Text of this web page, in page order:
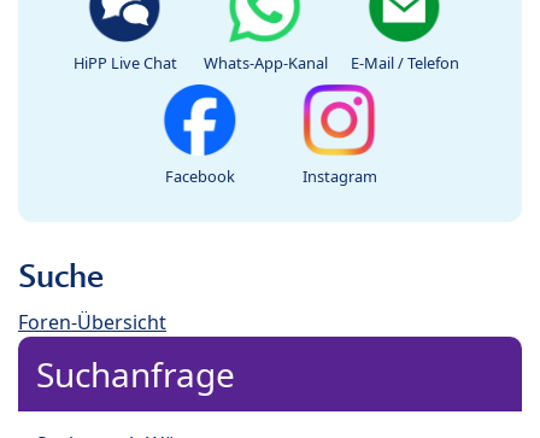
HiPP Live Chat Whats-App-Kanal E-Mail / Telefon
Facebook Instagram
Suche
Foren-Übersicht
Suchanfrage